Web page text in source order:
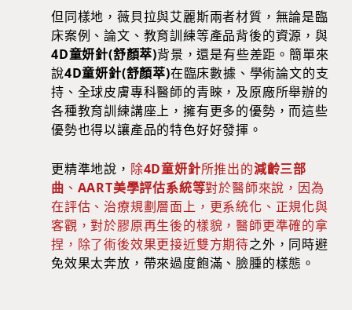
但同樣地，薇貝拉與艾麗斯兩者材質，無論是臨
床案例、論文、教育訓練等產品背後的資源，與
4D童妍針(舒顏萃)背景，還是有些差距。簡單來
說4D童妍針(舒顏萃)在臨床數據、學術論文的支
持、全球皮膚專科醫師的青睞，及原廠所舉辦的
各種教育訓練講座上，擁有更多的優勢，而這些
優勢也得以讓產品的特色好好發揮。
更精準地說， 除4D童妍針所推出的減齡三部
曲 、 AART美學評估系統等對於醫師來說，因為
在評估、治療規劃層面上，更系統化、正規化與
客觀，對於膠原再生後的樣貌，醫師更準確的拿
捏，除了術後效果更接近雙方期待之外，同時避
免效果太奔放，帶來過度飽滿、臉腫的樣態。